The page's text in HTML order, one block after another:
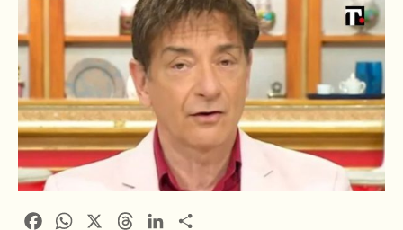
FacebookWhatsApp ThreadsLinkedIn